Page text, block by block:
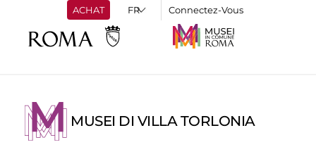
ACHAT Connectez-Vous
MUSEI DI VILLA TORLONIA